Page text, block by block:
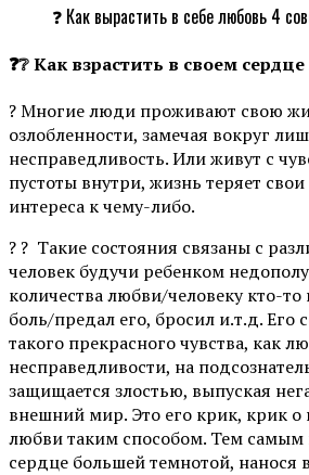
❓ Как вырастить в себе любовь 4
❓❔ Как взрастить в своем
? Многие люди проживают свою
озлобленности, замечая вокруг
несправедливость. Или живут с
пустоты внутри, жизнь теряет
интереса к чему-либо.
? ? Такие состояния связаны с
человек будучи ребенком
количества любви/человеку кто-
боль/предал его, бросил и.т.д.
такого прекрасного чувства, как
несправедливости, на
защищается злостью, выпуская
внешний мир. Это его крик, крик
любви таким способом. Тем самым
сердце большей темнотой, нанося